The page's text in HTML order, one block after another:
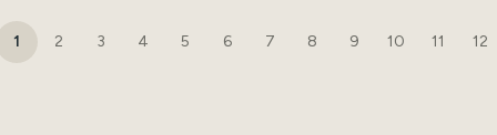
1 2 3 4 5 6 7 8 9 10 11 12